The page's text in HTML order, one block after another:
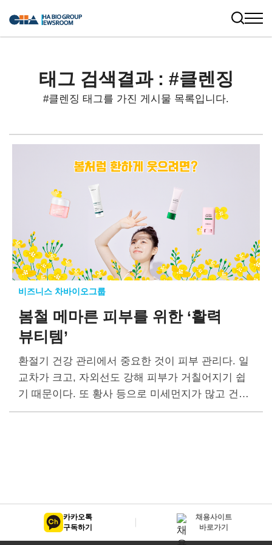
태그 검색결과 : #클렌징
#클렌징 태그를 가진 게시물 목록입니다.
비즈니스 차바이오그룹
봄철 메마른 피부를 위한 ‘활력
뷰티템’
환절기 건강 관리에서 중요한 것이 피부 관리다. 일
교차가 크고, 자외선도 강해 피부가 거칠어지기 쉽
기 때문이다. 또 황사 등으로 미세먼지가 많고 건조
해 피부 노화가 촉진될 수 있다. 따라서 피부에 수분
카카오톡
구독하기
채용사이트
바로가기